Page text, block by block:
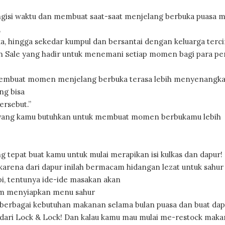
waktu dan membuat saat-saat menjelang berbuka puasa
hingga sekedar kumpul dan bersantai dengan keluarga
Sale yang hadir untuk menemani setiap momen bagi para
momen menjelang berbuka terasa lebih
bisa
kamu butuhkan untuk membuat momen berbukamu lebih
tepat buat kamu untuk mulai merapikan isi kulkas dan dapur!
dari dapur inilah bermacam hidangan lezat untuk
tentunya ide-ide masakan akan
menyiapkan menu sahur
kebutuhan makanan selama bulan puasa dan buat
Lock & Lock! Dan kalau kamu mau mulai me-restock